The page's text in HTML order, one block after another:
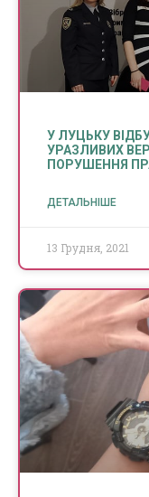
У ЛУЦЬКУ
УРАЗЛИВИХ
ПОРУШЕННЯ
ДЕТАЛЬНІШЕ
13 Грудня, 2021